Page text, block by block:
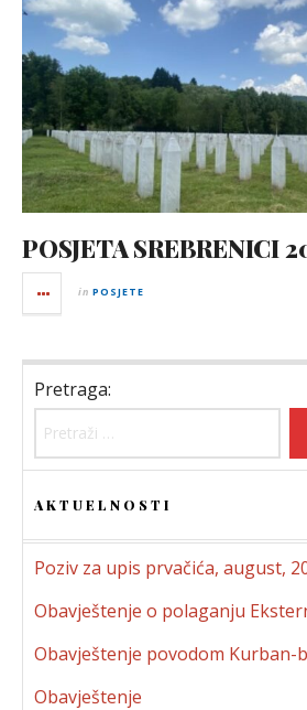
POSJETA SREBRENICI
in POSJETE
Pretraga:
AKTUELNOSTI
Poziv za upis prvačića, august,
Obavještenje o polaganju
Obavještenje povodom Kurban-
Obavještenje